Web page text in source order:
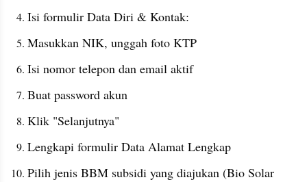
Isi formulir Data Diri & Kontak:
Masukkan NIK, unggah foto KTP
Isi nomor telepon dan email aktif
Buat password akun
Klik "Selanjutnya"
Lengkapi formulir Data Alamat Lengkap
Pilih jenis BBM subsidi yang diajukan (Bio Solar